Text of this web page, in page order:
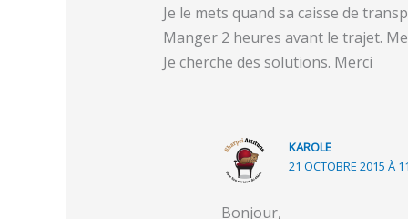
Je le mets quand sa caisse de
Manger 2 heures avant le trajet.
Je cherche des solutions. Merci
KAROLE
21 OCTOBRE 2015 À
Bonjour,